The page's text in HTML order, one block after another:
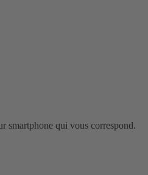
smartphone qui vous correspond.